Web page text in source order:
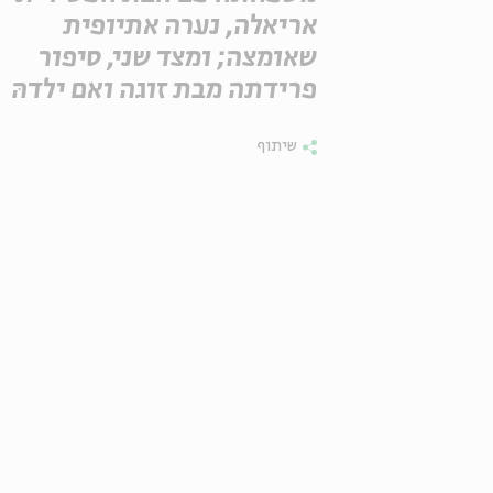
אריאלה, נערה אתיופית
שאומצה; ומצד שני, סיפור
פרידתה מבת זוגה ואם ילדהּ
שיתוף